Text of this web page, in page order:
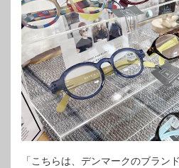
「こちらは、デンマークのブラン